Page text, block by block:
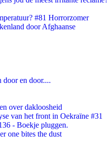
#81 Horrorzomer
door Afghaanse
door en door....
over dakloosheid
van het front in Oekraïne #31
- Boekje pluggen.
one bites the dust